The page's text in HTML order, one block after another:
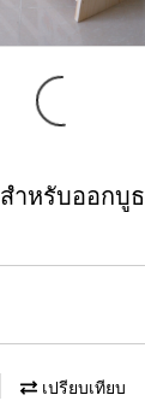
ำหรับออกบูธ
เปรียบเทียบ